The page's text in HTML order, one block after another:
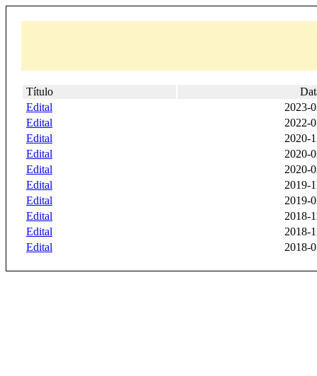
Título
Edital
2023-
Edital
2022-
Edital
2020-
Edital
2020-
Edital
2020-
Edital
2019-
Edital
2019-
Edital
2018-
Edital
2018-
Edital
2018-